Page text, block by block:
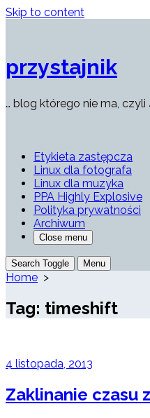
Skip to content
przystajnik
… blog którego nie ma,
Etykieta zastępcza
Linux dla fotografa
Linux dla muzyka
PPA Highly Explosive
Polityka prywatności
Archiwum
Close menu
Search Toggle Menu
Home >
Tag: timeshift
4 listopada, 2013
Zaklinanie czasu